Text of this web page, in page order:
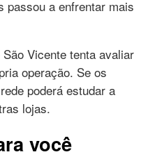
passou a enfrentar mais
Vicente tenta avaliar
operação. Se os
poderá estudar a
lojas.
você